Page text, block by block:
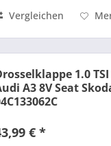
Vergleichen
1.0 TSI
A3 8V Seat
€ *